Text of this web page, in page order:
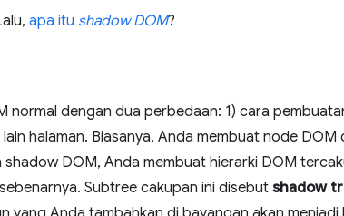
apa itu shadow DOM?
normal dengan dua perbedaan: 1) cara
halaman. Biasanya, Anda membuat node DOM
DOM, Anda membuat hierarki DOM
Subtree cakupan ini disebut shadow